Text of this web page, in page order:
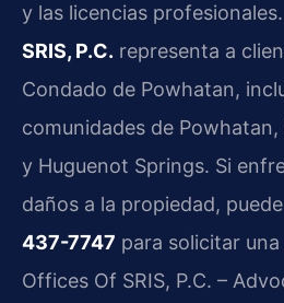
y las licencias profesionales.
SRIS, P.C. representa a
Condado de Powhatan,
comunidades de
y Huguenot Springs. Si
daños a la propiedad,
437-7747 para solicitar
Offices Of SRIS, P.C. –